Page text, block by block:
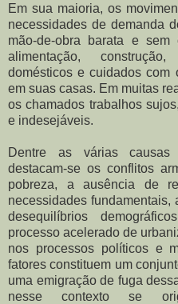
Em sua maioria, os
necessidades de demanda
mão-de-obra barata e sem
alimentação,
domésticos e cuidados com
em suas casas. Em muitas
os chamados trabalhos
e indesejáveis.
Dentre as várias causas
destacam-se os conflitos
pobreza, a ausência de
necessidades
desequilíbrios
processo acelerado de
nos processos políticos e
fatores constituem um
uma emigração de fuga
nesse contexto se